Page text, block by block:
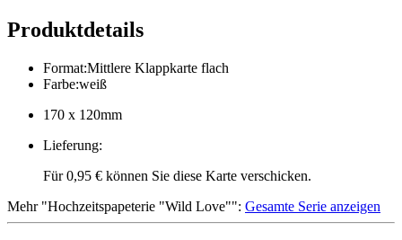
Produktdetails
Format:Mittlere Klappkarte flach
Farbe:weiß
170 x 120mm
Lieferung:
Für 0,95 € können Sie diese Karte verschicken.
Mehr"Hochzeitspapeterie "Wild Love"": Gesamte Serie anzeigen